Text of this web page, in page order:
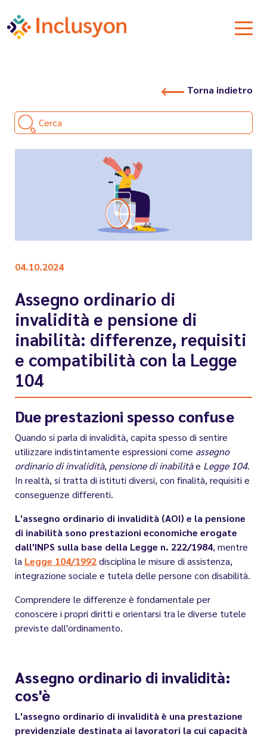
Torna indietro
Cerca
04.10.2024
Assegno ordinario di
invalidità e pensione di
inabilità: differenze, requisiti
e compatibilità con la Legge
104
Due prestazioni spesso confuse
Quando si parla di invalidità, capita spesso di sentire
utilizzare indistintamente espressioni come assegno
ordinario di invalidità, pensione di inabilitàe Legge 104.
In realtà, si tratta di istituti diversi, con finalità, requisiti e
conseguenze differenti.
L'assegno ordinario di invalidità (AOI) e la pensione
di inabilità sono prestazioni economiche erogate
dall'INPS sulla base della Legge n. 222/1984, mentre
la Legge 104/1992disciplina le misure di assistenza,
integrazione sociale e tutela delle persone con disabilità.
Comprendere le differenze è fondamentale per
conoscere i propri diritti e orientarsi tra le diverse tutele
previste dall'ordinamento.
Assegno ordinario di invalidità:
cos'è
L'assegno ordinario di invalidità è una prestazione
previdenziale destinata ai lavoratori la cui capacità